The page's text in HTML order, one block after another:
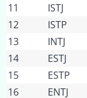
11
ISTJ
12
ISTP
13
INTJ
14
ESTJ
15
ESTP
16
ENTJ